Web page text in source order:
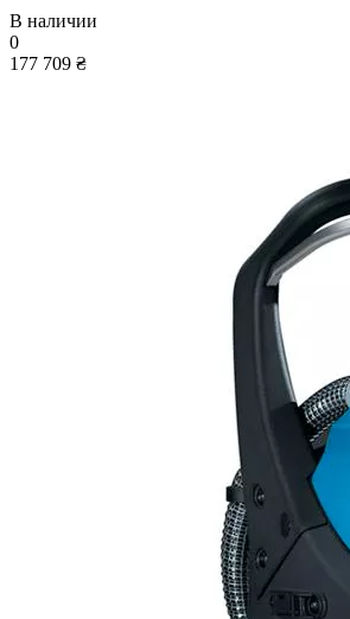
В наличии
0
177 709 ₴